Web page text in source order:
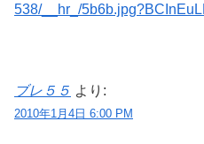
538/__hr_/
ブレ５５ より:
2010年1月4日 6:00 PM